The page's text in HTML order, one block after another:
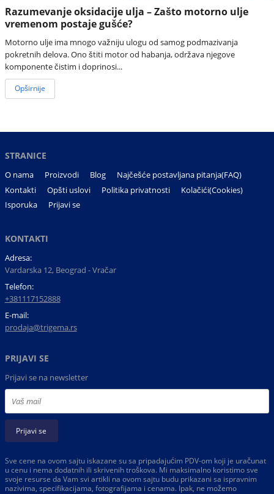
Razumevanje oksidacije ulja – Zašto motorno ulje
vremenom postaje gušće?
Motorno ulje ima mnogo važniju ulogu od samog podmazivanja
pokretnih delova. Ono štiti motor od habanja, održava njegove
komponente čistim i doprinosi...
Opširnije
STRANICE
O nama Proizvodi Blog
Najčešće postavljana pitanja(FAQ)
Kontakti
Opšti uslovi Politika privatnosti
Kolačići(Cookies)
Isporuka
Prijavi se
KONTAKTI
Adresa:
Vardarska 12, Beograd - Vračar
Telefon:
+381117152888
E-mail:
prodaja@trigema.rs
PRIJAVI SE
Prijavi se na newsletter
Prijavi se
Sve cene na ovom sajtu iskazane su sa pripadajućim PDV-om koji je uračunat
u cenu i nema dodatnih ili skrivenih troškova. Mi maksimalno koristimo sve
svoje resurse da Vam svi artikli na ovom sajtu budu prikazani sa ispravnim
nazivima, specifikacijama, fotografijama i cenama. Ipak, ne možemo